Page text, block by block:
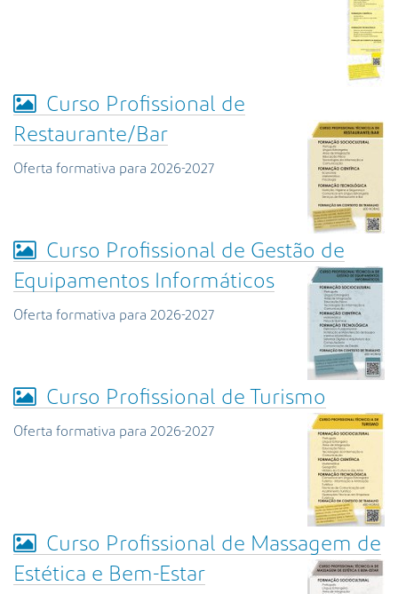
Curso Profissional de
Restaurante/Bar
Oferta formativa para 2026-2027
Curso Profissional de Gestão de
Equipamentos Informáticos
Oferta formativa para 2026-2027
Curso Profissional de Turismo
Oferta formativa para 2026-2027
Curso Profissional de Massagem de
Estética e Bem-Estar